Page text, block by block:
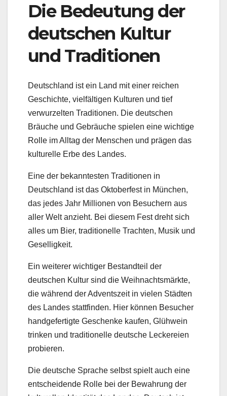
Die Bedeutung der
deutschen Kultur
und Traditionen
Deutschland ist ein Land mit einer reichen
Geschichte, vielfältigen Kulturen und tief
verwurzelten Traditionen. Die deutschen
Bräuche und Gebräuche spielen eine wichtige
Rolle im Alltag der Menschen und prägen das
kulturelle Erbe des Landes.
Eine der bekanntesten Traditionen in
Deutschland ist das Oktoberfest in München,
das jedes Jahr Millionen von Besuchern aus
aller Welt anzieht. Bei diesem Fest dreht sich
alles um Bier, traditionelle Trachten, Musik und
Geselligkeit.
Ein weiterer wichtiger Bestandteil der
deutschen Kultur sind die Weihnachtsmärkte,
die während der Adventszeit in vielen Städten
des Landes stattfinden. Hier können Besucher
handgefertigte Geschenke kaufen, Glühwein
trinken und traditionelle deutsche Leckereien
probieren.
Die deutsche Sprache selbst spielt auch eine
entscheidende Rolle bei der Bewahrung der